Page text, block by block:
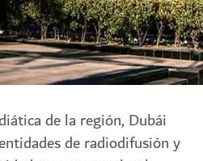
de la región, Dubái
de radiodifusión y